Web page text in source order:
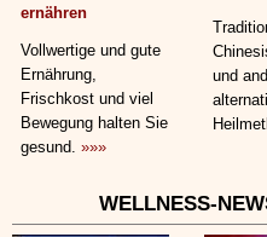
ernähren
Vollwertige und gute
Ernährung,
Frischkost und viel
Bewegung halten Sie
gesund. »»»
und
WELLNESS-